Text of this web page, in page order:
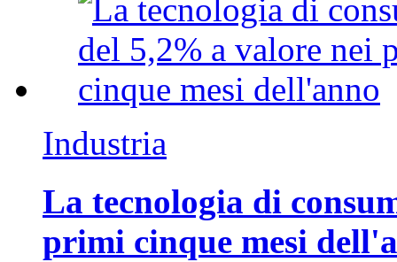
Industria
La tecnologia di
primi cinque mesi